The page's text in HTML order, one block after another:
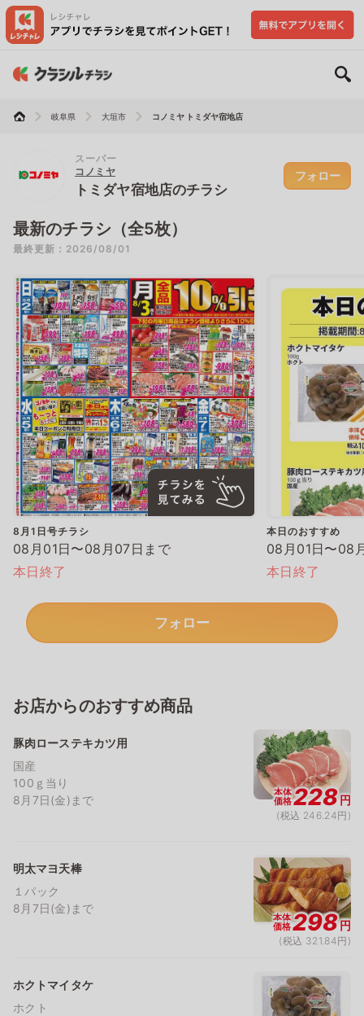
岐阜県 大垣市 コノミヤ トミダヤ宿地店
スーパー
コノミヤ
トミダヤ宿地店のチラシ
フォロー
最新のチラシ（全5枚）
最終更新：2026/08/01
8月1日号チラシ
08月01日〜08月07日まで
本日終了
本日のおすすめ
08月01日〜08
本日終了
フォロー
お店からのおすすめ商品
豚肉ローステキカツ用
国産
100ｇ当り
8月7日(金)まで
本体
価格228円
(税込 246.24円)
明太マヨ天棒
１パック
8月7日(金)まで
本体
価格298円
(税込 321.84円)
ホクトマイタケ
ホクト